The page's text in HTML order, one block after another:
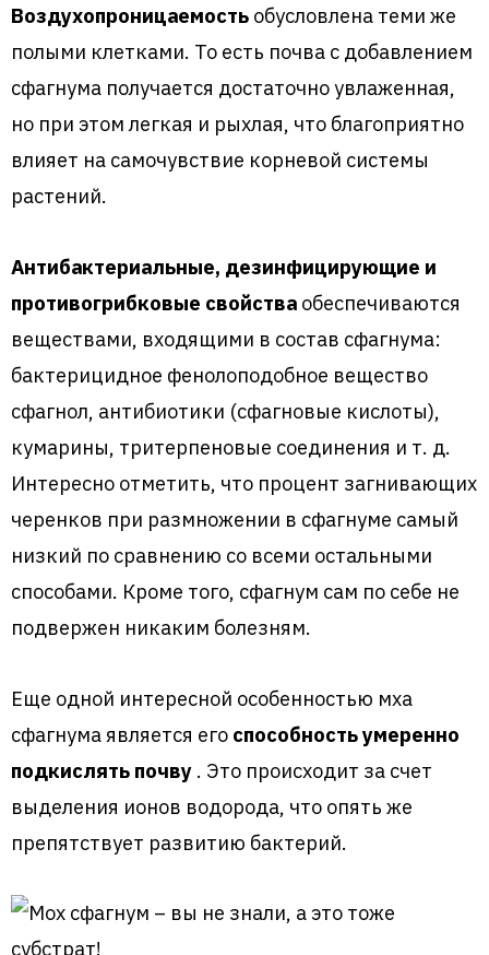
Воздухопроницаемость обусловлена теми же
полыми клетками. То есть почва с добавлением
сфагнума получается достаточно увлаженная,
но при этом легкая и рыхлая, что благоприятно
влияет на самочувствие корневой системы
растений.
Антибактериальные, дезинфицирующие и
противогрибковые свойства обеспечиваются
веществами, входящими в состав сфагнума:
бактерицидное фенолоподобное вещество
сфагнол, антибиотики (сфагновые кислоты),
кумарины, тритерпеновые соединения и т. д.
Интересно отметить, что процент загнивающих
черенков при размножении в сфагнуме самый
низкий по сравнению со всеми остальными
способами. Кроме того, сфагнум сам по себе не
подвержен никаким болезням.
Еще одной интересной особенностью мха
сфагнума является его способность умеренно
подкислять почву . Это происходит за счет
выделения ионов водорода, что опять же
препятствует развитию бактерий.